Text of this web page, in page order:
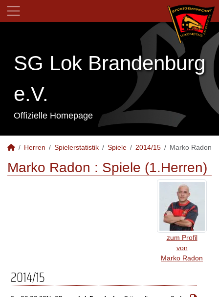
SG Lok Brandenburg
e.V.
Offizielle Homepage
Herren Spielerstatistik Spiele 2014/15 Marko Radon
Marko Radon : Spiele (1.Herren)
zum Profil
von
Marko Radon
2014/15